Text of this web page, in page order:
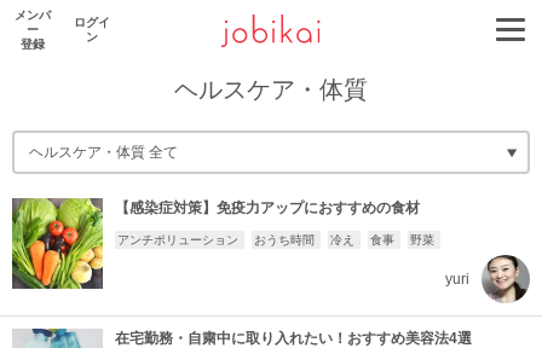
メンバ
ー
登録
ログイ
ン
ヘルスケア・体質
【感染症対策】免疫力アップにおすすめの食材
アンチポリューション おうち時間 冷え 食事 野菜
yuri
在宅勤務・自粛中に取り入れたい！おすすめ美容法4選